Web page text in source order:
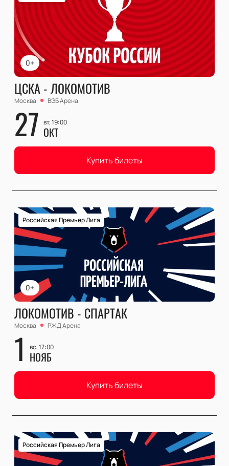
0+
ЦСКА - ЛОКОМОТИВ
Москва ВЭБ Арена
27 вт, 19:00
ОКТ
Купить билеты
0+
Российская Премьер Лига
ЛОКОМОТИВ - СПАРТАК
Москва РЖД Арена
1 вс, 17:00
НОЯБ
Купить билеты
Российская Премьер Лига